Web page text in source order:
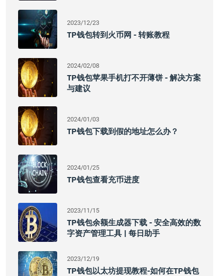
2023/12/23
TP钱包转到火币网 - 转账教程
2024/02/08
TP钱包苹果手机打不开薄饼 - 解决方案
与建议
2024/01/03
TP钱包下载到假的地址怎么办？
2024/01/25
TP钱包查看充币进度
2023/11/15
TP钱包余额生成器下载 - 安全高效的数
字资产管理工具 | 每日助手
2023/12/19
TP钱包以太坊提现教程-如何在TP钱包